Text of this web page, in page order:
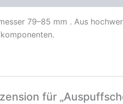
79–85 mm . Aus
für